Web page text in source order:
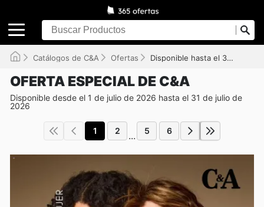
Catálogos de C&A Ofertas Disponible hasta el 31/07/2026
OFERTA ESPECIAL DE C&A
Disponible desde el 1 de julio de 2026 hasta el 31 de julio de
2026
1 2 ... 5 6